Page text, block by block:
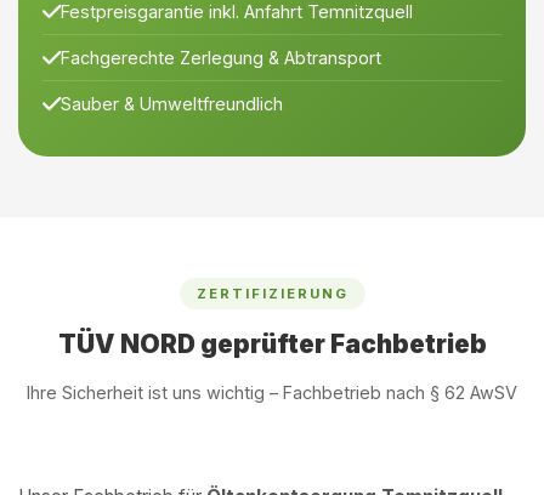
Festpreisgarantie inkl. Anfahrt Temnitzquell
Fachgerechte Zerlegung & Abtransport
Sauber & Umweltfreundlich
ZERTIFIZIERUNG
TÜV NORD geprüfter Fachbetrieb
Ihre Sicherheit ist uns wichtig – Fachbetrieb nach § 62 AwSV